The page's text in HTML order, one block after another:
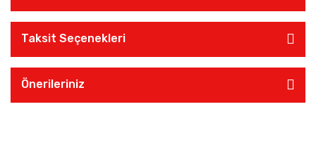
Taksit Seçenekleri
Önerileriniz